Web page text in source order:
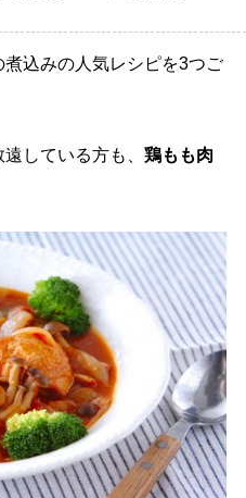
込みの人気レシピを3つご
している方も、 鶏もも肉